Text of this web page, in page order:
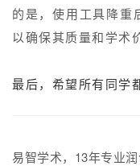
的是，使用工具降重
以确保其质量和学术
最后，希望所有同学
易智学术，13年专业